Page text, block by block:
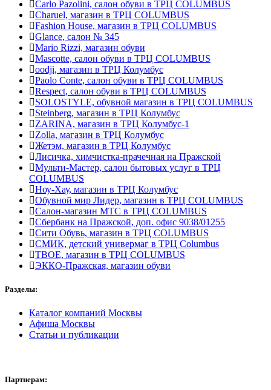
Carlo Pazolini, салон обуви в ТРЦ COLUMBUS
Charuel, магазин в ТРЦ COLUMBUS
Fashion House, магазин в ТРЦ COLUMBUS
Glance, салон № 345
Mario Rizzi, магазин обуви
Mascotte, салон обуви в ТРЦ COLUMBUS
oodji, магазин в ТРЦ Колумбус
Paolo Conte, салон обуви в ТРЦ COLUMBUS
Respect, салон обуви в ТРЦ COLUMBUS
SOLOSTYLE, обувной магазин в ТРЦ COLUMBUS
Steinberg, магазин в ТРЦ Колумбус
ZARINA, магазин в ТРЦ Колумбус-1
Zolla, магазин в ТРЦ Колумбус
Жетэм, магазин в ТРЦ Колумбус
Лисичка, химчистка-прачечная на Пражской
Мульти-Мастер, салон бытовых услуг в ТРЦ
COLUMBUS
Ноу-Хау, магазин в ТРЦ Колумбус
Обувной мир Лидер, магазин в ТРЦ COLUMBUS
Салон-магазин МТС в ТРЦ COLUMBUS
Сбербанк на Пражской, доп. офис 9038/01255
Сити Обувь, магазин в ТРЦ COLUMBUS
СМИК, детский универмаг в ТРЦ Columbus
ТВОЕ, магазин в ТРЦ COLUMBUS
ЭККО-Пражская, магазин обуви
Разделы:
Каталог компаний Москвы
Афиша Москвы
Статьи и публикации
Партнерам: